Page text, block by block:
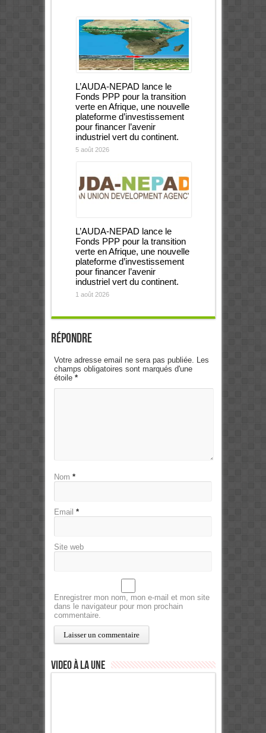
L’AUDA-NEPAD lance le
Fonds PPP pour la transition
verte en Afrique, une nouvelle
plateforme d’investissement
pour financer l’avenir
industriel vert du continent.
5 août 2026
L’AUDA-NEPAD lance le
Fonds PPP pour la transition
verte en Afrique, une nouvelle
plateforme d’investissement
pour financer l’avenir
industriel vert du continent.
1 août 2026
Répondre
Votre adresse email ne sera pas publiée. Les
champs obligatoires sont marqués d'une
étoile *
Nom *
Email *
Site web
Enregistrer mon nom, mon e-mail et mon site
dans le navigateur pour mon prochain
commentaire.
Video à la Une